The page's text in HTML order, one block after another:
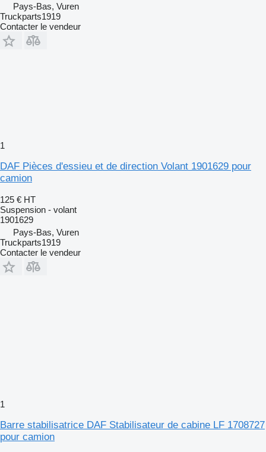
Pays-Bas, Vuren
Truckparts1919
Contacter le vendeur
1
DAF Pièces d'essieu et de direction Volant 1901629 pour
camion
125 € HT
Suspension - volant
1901629
Pays-Bas, Vuren
Truckparts1919
Contacter le vendeur
1
Barre stabilisatrice DAF Stabilisateur de cabine LF 1708727
pour camion